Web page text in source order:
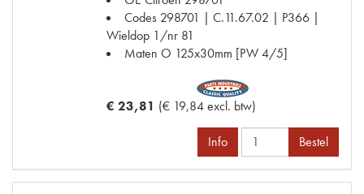
Codes 298701 | C.11.67.02 | P366 |
Wieldop 1/nr 81
Maten O 125x30mm [PW 4/5]
€ 23,81 (€ 19,84 excl. btw)
Info Bestel